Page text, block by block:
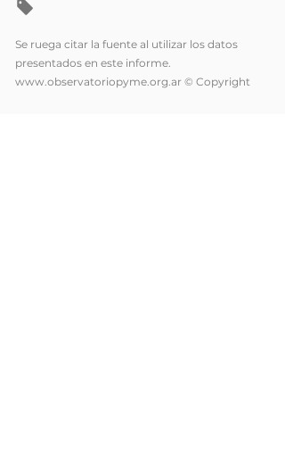
Se ruega citar la fuente al utilizar los datos
presentados en este informe.
www.observatoriopyme.org.ar © Copyright